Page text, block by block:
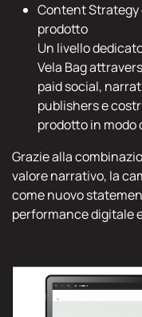
Content Strategy
prodotto
Un livello
Vela Bag
paid social,
publishers e
prodotto in modo
Grazie alla
valore narrativo, la
come nuovo
performance digitale